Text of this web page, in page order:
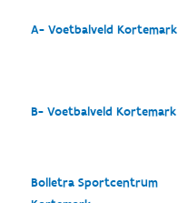
A- Voetbalveld Kortemark
B- Voetbalveld Kortemark
Bolletra Sportcentrum